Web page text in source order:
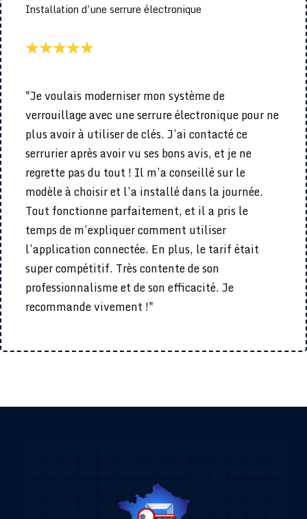
Installation d’une serrure électronique
"Je voulais moderniser mon système de
verrouillage avec une serrure électronique pour ne
plus avoir à utiliser de clés. J’ai contacté ce
serrurier après avoir vu ses bons avis, et je ne
regrette pas du tout ! Il m’a conseillé sur le
modèle à choisir et l’a installé dans la journée.
Tout fonctionne parfaitement, et il a pris le
temps de m’expliquer comment utiliser
l’application connectée. En plus, le tarif était
super compétitif. Très contente de son
professionnalisme et de son efficacité. Je
recommande vivement !"